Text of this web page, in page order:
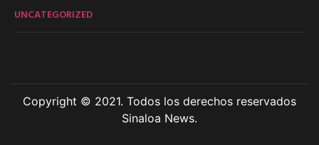
UNCATEGORIZED
Copyright © 2021. Todos los derechos reservados
Sinaloa News.